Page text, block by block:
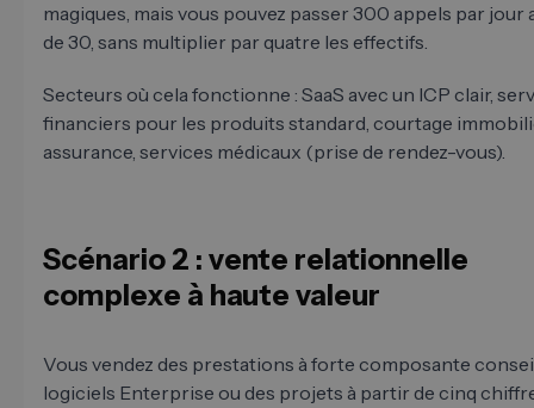
magiques, mais vous pouvez passer 300 appels par jour
de 30, sans multiplier par quatre les effectifs.
Secteurs où cela fonctionne : SaaS avec un ICP clair,
financiers pour les produits standard, courtage
assurance, services médicaux (prise de rendez-vous).
Scénario 2 : vente relationnelle
complexe à haute valeur
Vous vendez des prestations à forte composante
logiciels Enterprise ou des projets à partir de cinq